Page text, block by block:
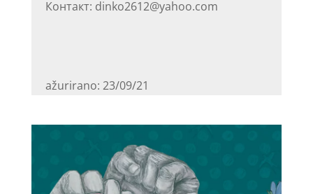
Контакт: dinko2612@yahoo.com
ažurirano: 23/09/21